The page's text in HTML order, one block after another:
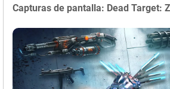
Capturas de pantalla: Dead Target: